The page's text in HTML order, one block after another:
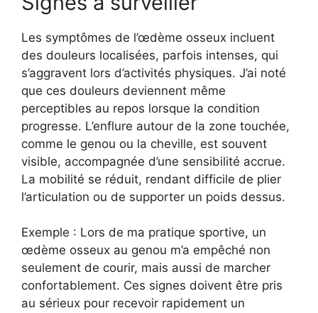
Les symptômes de l’œdème osseux incluent
des douleurs localisées, parfois intenses, qui
s’aggravent lors d’activités physiques. J’ai noté
que ces douleurs deviennent même
perceptibles au repos lorsque la condition
progresse. L’enflure autour de la zone touchée,
comme le genou ou la cheville, est souvent
visible, accompagnée d’une sensibilité accrue.
La mobilité se réduit, rendant difficile de plier
l’articulation ou de supporter un poids dessus.
Exemple : Lors de ma pratique sportive, un
œdème osseux au genou m’a empêché non
seulement de courir, mais aussi de marcher
confortablement. Ces signes doivent être pris
au sérieux pour recevoir rapidement un